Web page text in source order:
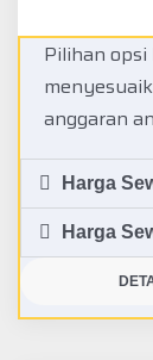
Pilihan
anggaran
Harga
Harga